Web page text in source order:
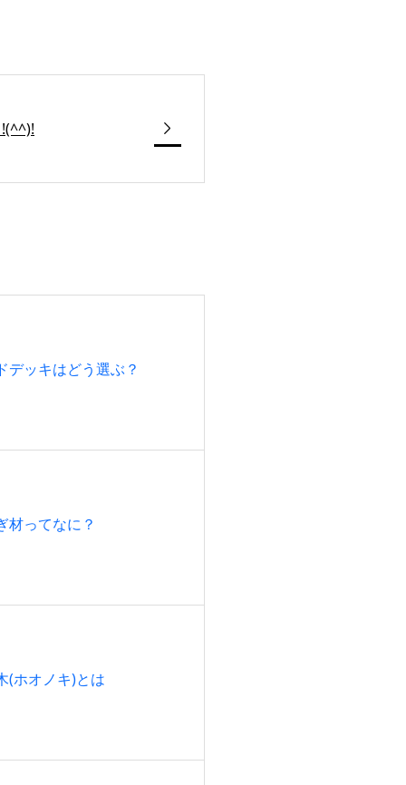

デッキはどう選ぶ？
材ってなに？
(ホオノキ)とは